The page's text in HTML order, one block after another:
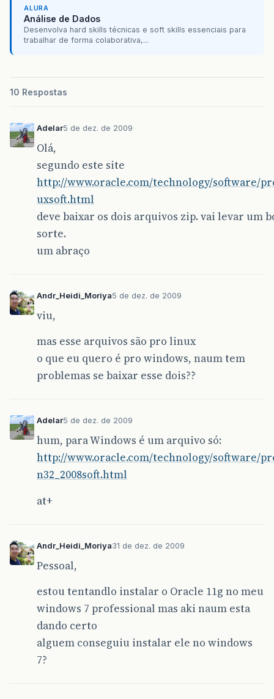
ALURA
Análise de Dados
Desenvolva hard skills técnicas e soft skills essenciais para
trabalhar de forma colaborativa,...
10 Respostas
Adelar5 de dez. de 2009
Olá,
segundo este site
http://www.oracle.com/technology/software/
uxsoft.html
deve baixar os dois arquivos zip. vai levar um
sorte.
um abraço
Andr_Heidi_Moriya5 de dez. de 2009
viu,
mas esse arquivos são pro linux
o que eu quero é pro windows, naum tem
problemas se baixar esse dois??
Adelar5 de dez. de 2009
hum, para Windows é um arquivo só:
http://www.oracle.com/technology/software/
n32_2008soft.html
at+
Andr_Heidi_Moriya31 de dez. de 2009
Pessoal,
estou tentandlo instalar o Oracle 11g no meu
windows 7 professional mas aki naum esta
dando certo
alguem conseguiu instalar ele no windows
7?